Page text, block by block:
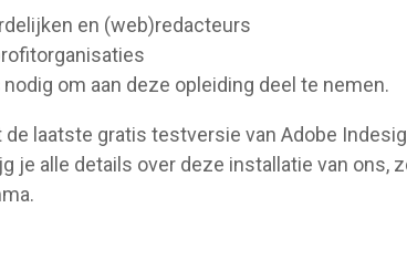
en (web)redacteurs
nodig om aan deze opleiding deel te nemen.
de laatste gratis testversie van Adobe
je alle details over deze installatie van ons,